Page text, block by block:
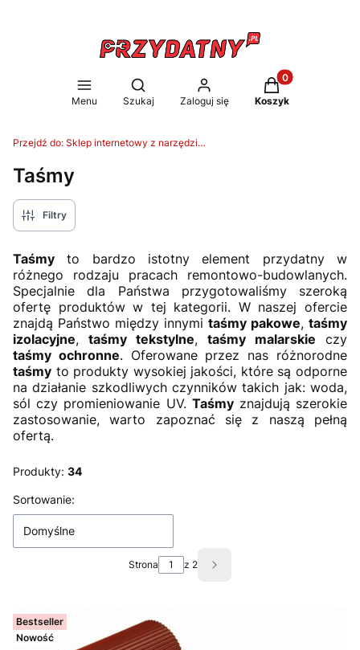
Menu
Otwórz wyszukiwarkę
Szukaj Zaloguj się
Produkty w
Koszyk
Przejdź do: Sklep internetowy z narzędziami Przydatny.pl - Metalzbyt-Hurt
Taśmy
Filtry
Taśmy to bardzo istotny element przydatny w
różnego rodzaju pracach remontowo-budowlanych.
Specjalnie dla Państwa przygotowaliśmy szeroką
ofertę produktów w tej kategorii. W naszej ofercie
znajdą Państwo między innymi taśmy pakowe, taśmy
izolacyjne, taśmy tekstylne, taśmy malarskie czy
taśmy ochronne. Oferowane przez nas różnorodne
taśmy to produkty wysokiej jakości, które są odporne
na działanie szkodliwych czynników takich jak: woda,
sól czy promieniowanie UV. Taśmyznajdują szerokie
zastosowanie, warto zapoznać się z naszą pełną
ofertą.
Produkty: 34
Lista produktów
Sortowanie:
Domyślne
Strona z 2 Następne produkty
Bestseller
Nowość